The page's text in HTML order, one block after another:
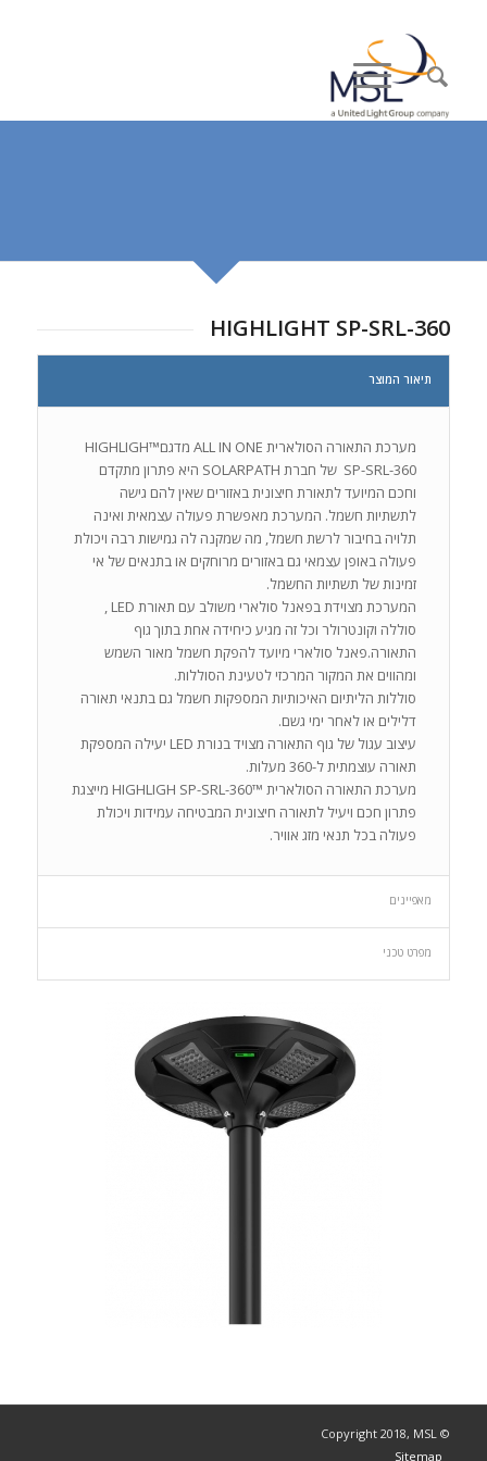
HIGHLIGHT SP-SRL-360
תיאור המוצר
מערכת התאורה הסולארית ALL IN ONE מדגם™HIGHLIGH
SP-SRL-360 של חברת SOLARPATH היא פתרון מתקדם
וחכם המיועד לתאורת חיצונית באזורים שאין להם גישה
לתשתיות חשמל. המערכת מאפשרת פעולה עצמאית ואינה
תלויה בחיבור לרשת חשמל, מה שמקנה לה גמישות רבה ויכולת
פעולה באופן עצמאי גם באזורים מרוחקים או בתנאים של אי
זמינות של תשתיות החשמל.
המערכת מצוידת בפאנל סולארי משולב עם תאורת LED ,
סוללה וקונטרולר וכל זה מגיע כיחידה אחת בתוך גוף
התאורה.פאנל סולארי מיועד להפקת חשמל מאור השמש
ומהווים את המקור המרכזי לטעינת הסוללות.
סוללות הליתיום האיכותיות המספקות חשמל גם בתנאי תאורה
דלילים או לאחר ימי גשם.
עיצוב עגול של גוף התאורה מצויד בנורת LED יעילה המספקת
תאורה עוצמתית ל-360 מעלות.
מערכת התאורה הסולארית ™HIGHLIGH SP-SRL-360 מייצגת
פתרון חכם ויעיל לתאורה חיצונית המבטיחה עמידות ויכולת
פעולה בכל תנאי מזג אוויר.
מאפיינים
מפרט טכני
© Copyright 2018, MSL
Sitemap